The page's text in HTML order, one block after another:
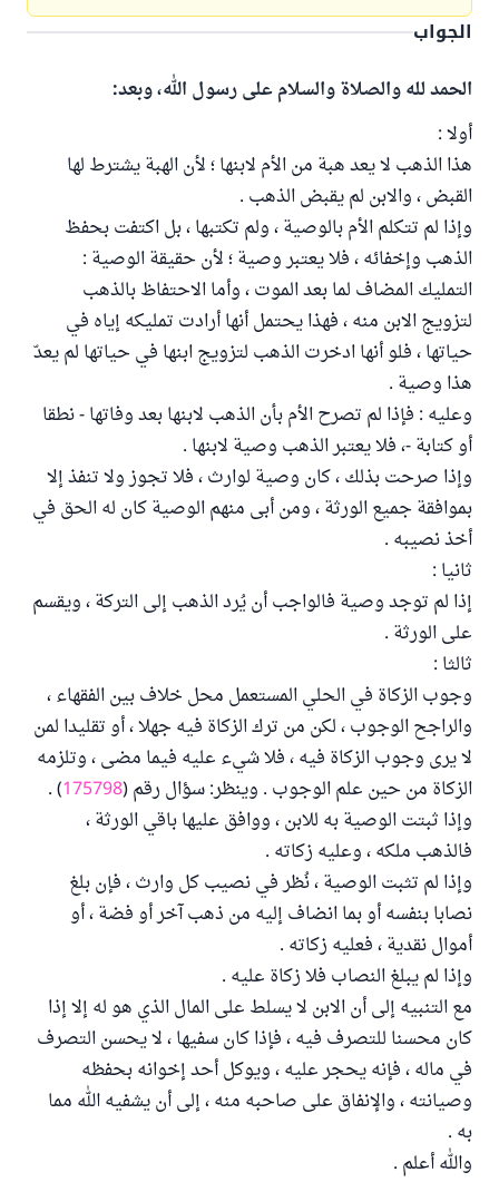
الجواب
الحمد لله والصلاة والسلام على رسول الله، وبعد:
أولا :
هذا الذهب لا يعد هبة من الأم لابنها ؛ لأن الهبة يشترط لها
القبض ، والابن لم يقبض الذهب .
وإذا لم تتكلم الأم بالوصية ، ولم تكتبها ، بل اكتفت بحفظ
الذهب وإخفائه ، فلا يعتبر وصية ؛ لأن حقيقة الوصية :
التمليك المضاف لما بعد الموت ، وأما الاحتفاظ بالذهب
لتزويج الابن منه ، فهذا يحتمل أنها أرادت تمليكه إياه في
حياتها ، فلو أنها ادخرت الذهب لتزويج ابنها في حياتها لم يعدّ
هذا وصية .
وعليه : فإذا لم تصرح الأم بأن الذهب لابنها بعد وفاتها - نطقا
أو كتابة -، فلا يعتبر الذهب وصية لابنها .
وإذا صرحت بذلك ، كان وصية لوارث ، فلا تجوز ولا تنفذ إلا
بموافقة جميع الورثة ، ومن أبى منهم الوصية كان له الحق في
أخذ نصيبه .
ثانيا :
إذا لم توجد وصية فالواجب أن يُرد الذهب إلى التركة ، ويقسم
على الورثة .
ثالثا :
وجوب الزكاة في الحلي المستعمل محل خلاف بين الفقهاء ،
والراجح الوجوب ، لكن من ترك الزكاة فيه جهلا ، أو تقليدا لمن
لا يرى وجوب الزكاة فيه ، فلا شيء عليه فيما مضى ، وتلزمه
الزكاة من حين علم الوجوب . وينظر: سؤال رقم (175798
) .
وإذا ثبتت الوصية به للابن ، ووافق عليها باقي الورثة ،
فالذهب ملكه ، وعليه زكاته .
وإذا لم تثبت الوصية ، نُظر في نصيب كل وارث ، فإن بلغ
نصابا بنفسه أو بما انضاف إليه من ذهب آخر أو فضة ، أو
أموال نقدية ، فعليه زكاته .
وإذا لم يبلغ النصاب فلا زكاة عليه .
مع التنبيه إلى أن الابن لا يسلط على المال الذي هو له إلا إذا
كان محسنا للتصرف فيه ، فإذا كان سفيها ، لا يحسن التصرف
في ماله ، فإنه يحجر عليه ، ويوكل أحد إخوانه بحفظه
وصيانته ، والإنفاق على صاحبه منه ، إلى أن يشفيه الله مما
به .
والله أعلم .